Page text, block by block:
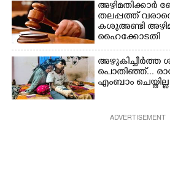
തലപ്പത്ത്
കശുഅണ്ടി
ഹൈക്കോടതി
അഴുകിച്ചീർത്ത
പൊതിഞ്ഞ്...
എംബാം ചെയ്തില്ല
ADVERTISEMENT